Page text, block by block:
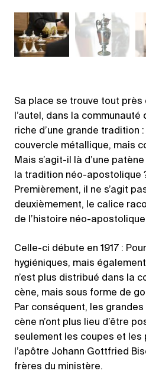
Sa place se trouve tout près
l’autel, dans la
riche d’une grande tradition
couvercle métallique, mais
Mais s’agit-il là d’une
la tradition néo-apostolique
Premièrement, il ne s’agit
deuxièmement, le calice
de l’histoire néo-
Celle-ci débute en 1917 :
hygiéniques, mais
n’est plus distribué dans la
cène, mais sous forme de
Par conséquent, les
cène n’ont plus lieu d’être
seulement les coupes et les
l’apôtre Johann Gottfried
frères du ministère.